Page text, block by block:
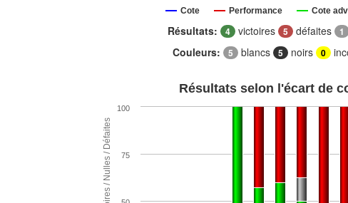
Cote Performance Cote
Résultats: 4 victoires 5 défaites 1
Couleurs:
5 blancs 5 noirs 0
Résultats selon l'écart de
100
75